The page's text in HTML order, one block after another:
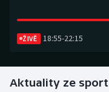
Golf
ŽIVĚ 18:55-22:15
Aktuality ze